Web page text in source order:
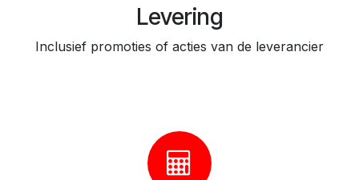
Levering
Inclusief promoties of acties van de leverancier